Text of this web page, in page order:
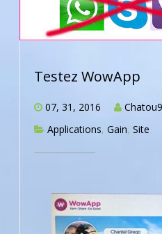
Testez WowApp
07, 31, 2016
Applications, Gain, Site